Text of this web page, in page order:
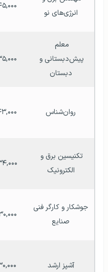
انرژی‌های نو
۴۵,۰۰۰ –
دبستان
۳۵,۰۰۰ –
روان‌شناس ۴۳,۰۰۰ –
الکترونیک
۳۴,۰۰۰ –
صنایع
۳۰,۰۰۰ –
آشپز ارشد ۳۰,۰۰۰ –